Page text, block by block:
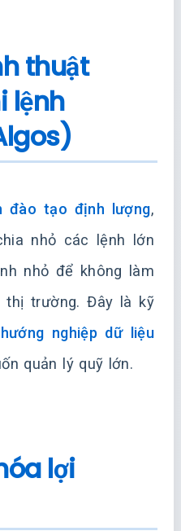
thuật
lệnh
đào tạo định lượng,
nhỏ các lệnh lớn
nhỏ để không làm
thị trường. Đây là kỹ
hướng nghiệp dữ liệu
quản lý quỹ lớn.
lợi